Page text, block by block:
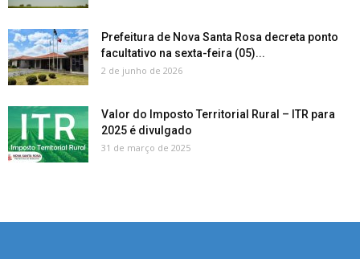
Prefeitura de Nova Santa Rosa decreta ponto
facultativo na sexta-feira (05)...
2 de junho de 2026
Valor do Imposto Territorial Rural – ITR para
2025 é divulgado
31 de março de 2025